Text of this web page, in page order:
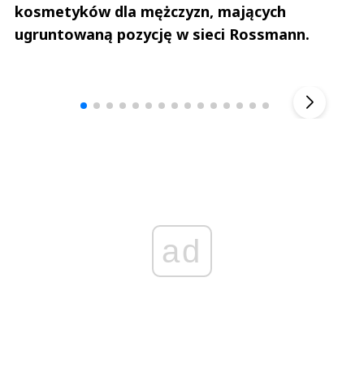
kosmetyków dla mężczyzn, mających
ugruntowaną pozycję w sieci Rossmann.
ad